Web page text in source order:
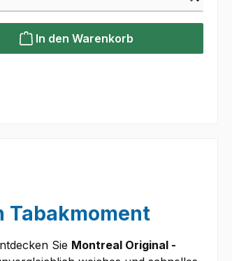
Wert ein oder benutze die Schaltflächen
In den Warenkorb
Tabakmoment
Sie Montreal Original -